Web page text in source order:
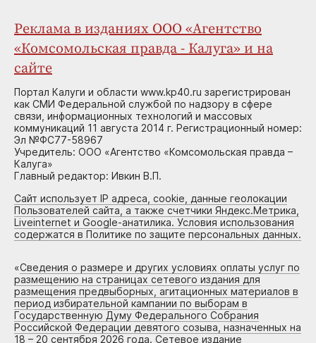
Реклама в изданиях ООО «Агентство
«Комсомольская правда - Калуга» и на
сайте
Портал Калуги и области www.kp40.ru зарегистрирован
как СМИ Федеральной службой по надзору в сфере
связи, информационных технологий и массовых
коммуникаций 11 августа 2014 г. Регистрационный номер:
Эл №ФС77-58967
Учредитель: ООО «Агентство «Комсомольская правда –
Калуга»
Главный редактор: Ивкин В.П.
Сайт использует IP адреса, cookie, данные геолокации
Пользователей сайта, а также счетчики Яндекс.Метрика,
Liveinternet и Google-анатилика. Условия использования
содержатся в Политике по защите персональных данных.
«Сведения о размере и других условиях оплаты услуг по
размещению на страницах сетевого издания для
размещения предвыборных, агитационных материалов в
период избирательной кампании по выборам в
Государственную Думу Федерального Собрания
Российской Федерации девятого созыва, назначенных на
18 – 20 сентября 2026 года. Сетевое издание